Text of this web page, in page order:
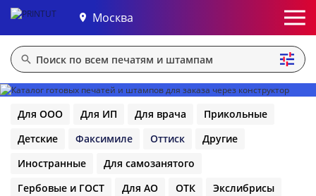
Москва
Для ООО Для ИП Для врача
Прикольные
Детские
Факсимиле Оттиск
Другие
Иностранные
Для самозанятого
Гербовые и ГОСТ
Для АО ОТК Экслибрисы